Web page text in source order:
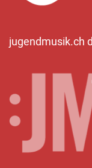
jugendmusik.ch